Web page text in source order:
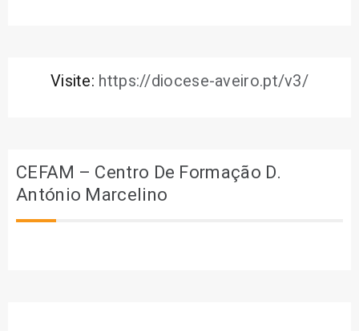
Visite: https://diocese-aveiro.pt/v3/
CEFAM – Centro De Formação D.
António Marcelino